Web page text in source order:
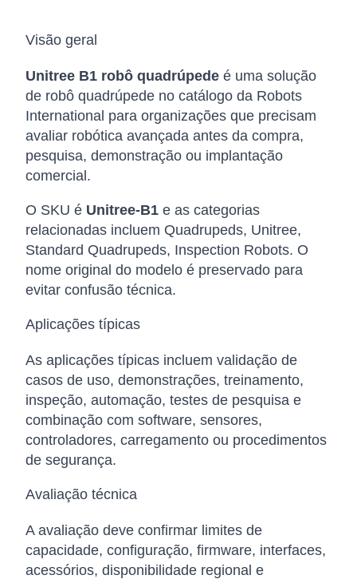
Visão geral
Unitree B1 robô quadrúpede é uma solução
de robô quadrúpede no catálogo da Robots
International para organizações que precisam
avaliar robótica avançada antes da compra,
pesquisa, demonstração ou implantação
comercial.
O SKU é Unitree-B1 e as categorias
relacionadas incluem Quadrupeds, Unitree,
Standard Quadrupeds, Inspection Robots. O
nome original do modelo é preservado para
evitar confusão técnica.
Aplicações típicas
As aplicações típicas incluem validação de
casos de uso, demonstrações, treinamento,
inspeção, automação, testes de pesquisa e
combinação com software, sensores,
controladores, carregamento ou procedimentos
de segurança.
Avaliação técnica
A avaliação deve confirmar limites de
capacidade, configuração, firmware, interfaces,
acessórios, disponibilidade regional e